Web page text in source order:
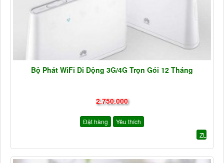
Bộ Phát WiFi Di Động 3G/4G Trọn Gói 12 Tháng
2.750.000
Đặt hàng
Yêu thích
ZL